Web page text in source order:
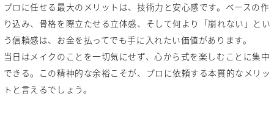
プロに任せる最大のメリットは、技術力と安心感です。ベースの作
り込み、骨格を際立たせる立体感、そして何より「崩れない」とい
う信頼感は、お金を払ってでも手に入れたい価値があります。
当日はメイクのことを一切気にせず、心から式を楽しむことに集中
できる。この精神的な余裕こそが、プロに依頼する本質的なメリッ
トと言えるでしょう。